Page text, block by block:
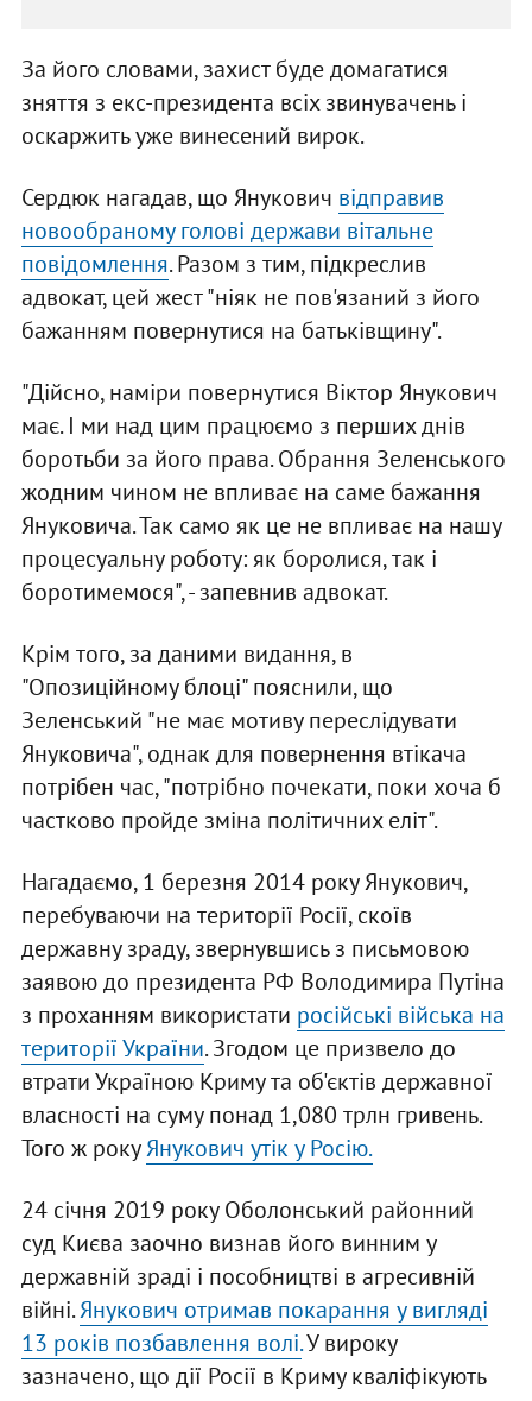
За його словами, захист буде домагатися
зняття з екс-президента всіх звинувачень і
оскаржить уже винесений вирок.
Сердюк нагадав, що Янукович відправив
новообраному голові держави вітальне
повідомлення. Разом з тим, підкреслив
адвокат, цей жест "ніяк не пов'язаний з його
бажанням повернутися на батьківщину".
"Дійсно, наміри повернутися Віктор Янукович
має. І ми над цим працюємо з перших днів
боротьби за його права. Обрання Зеленського
жодним чином не впливає на саме бажання
Януковича. Так само як це не впливає на нашу
процесуальну роботу: як боролися, так і
боротимемося", - запевнив адвокат.
Крім того, за даними видання, в
"Опозиційному блоці" пояснили, що
Зеленський "не має мотиву переслідувати
Януковича", однак для повернення втікача
потрібен час, "потрібно почекати, поки хоча б
частково пройде зміна політичних еліт".
Нагадаємо, 1 березня 2014 року Янукович,
перебуваючи на території Росії, скоїв
державну зраду, звернувшись з письмовою
заявою до президента РФ Володимира Путіна
з проханням використати російські війська на
території України. Згодом це призвело до
втрати Україною Криму та об'єктів державної
власності на суму понад 1,080 трлн гривень.
Того ж рокуЯнукович утік у Росію.
24 січня 2019 року Оболонський районний
суд Києва заочно визнав його винним у
державній зраді і пособництві в агресивній
війні.Янукович отримав покарання у вигляді
13 років позбавлення волі.У вироку
зазначено, що дії Росії в Криму кваліфікують